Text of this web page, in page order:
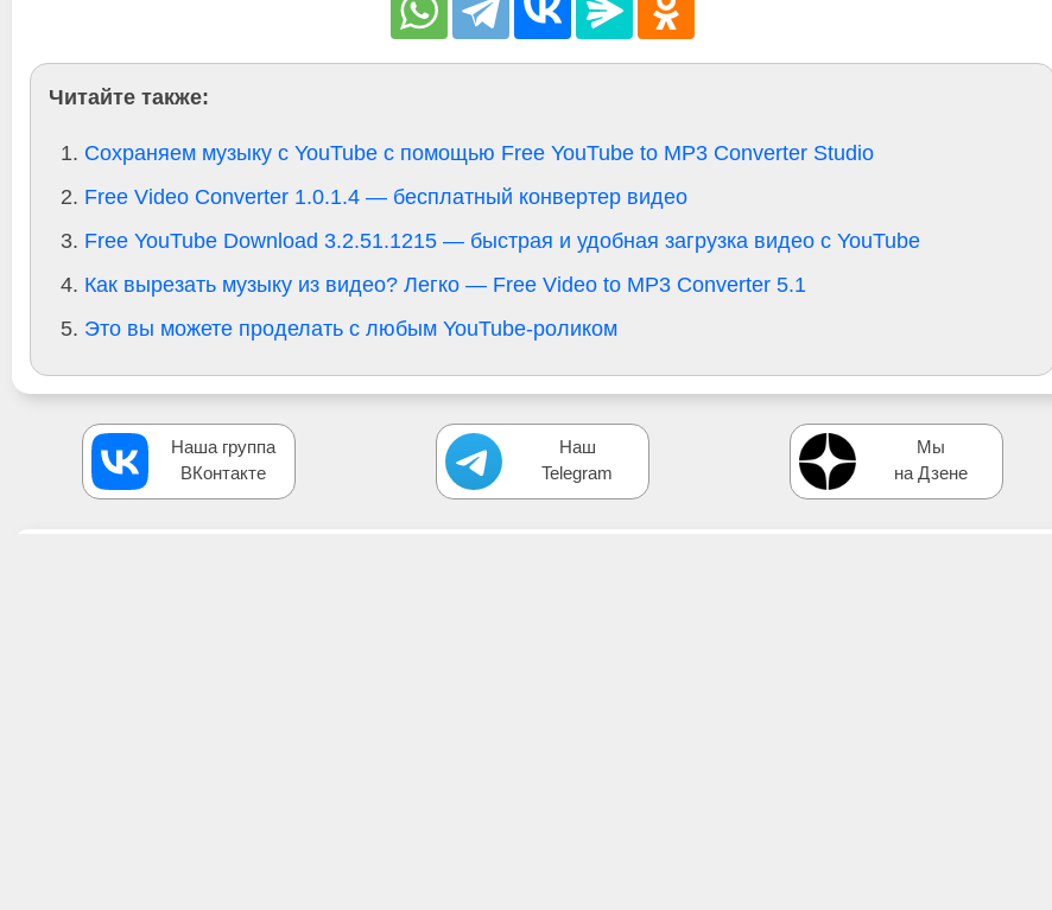
Читайте также:
Сохраняем музыку с YouTube с помощью Free YouTube to MP3 Converter Studio
Free Video Converter 1.0.1.4 — бесплатный конвертер видео
Free YouTube Download 3.2.51.1215 — быстрая и удобная загрузка видео с YouTube
Как вырезать музыку из видео? Легко — Free Video to MP3 Converter 5.1
Это вы можете проделать с любым YouTube-роликом
Наша группа
ВКонтакте
Наш
Telegram
Мы
на Дзене